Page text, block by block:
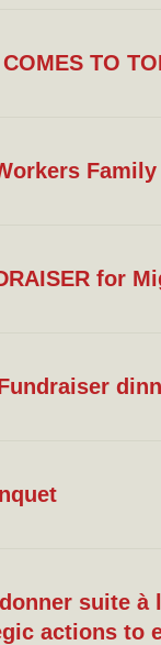
TO
for
suite à
actions to